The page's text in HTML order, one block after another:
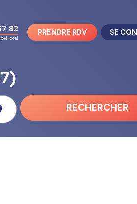
82
local
PRENDRE RDV SE
RECHERCHER